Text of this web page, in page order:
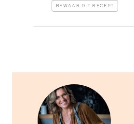
BEWAAR DIT RECEPT